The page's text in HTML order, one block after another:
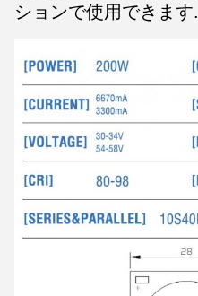
ションで使用できます.